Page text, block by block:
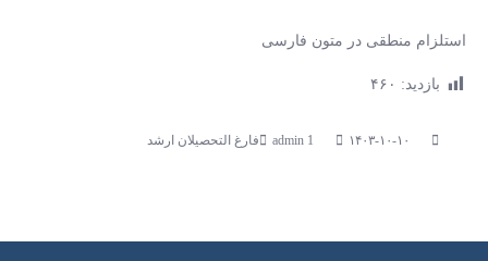
استلزام منطقی در متون فارسی
بازدید: ۴۶۰
۱۴۰۳-۱۰-۱۰ فارغ التحصیلان ارشد